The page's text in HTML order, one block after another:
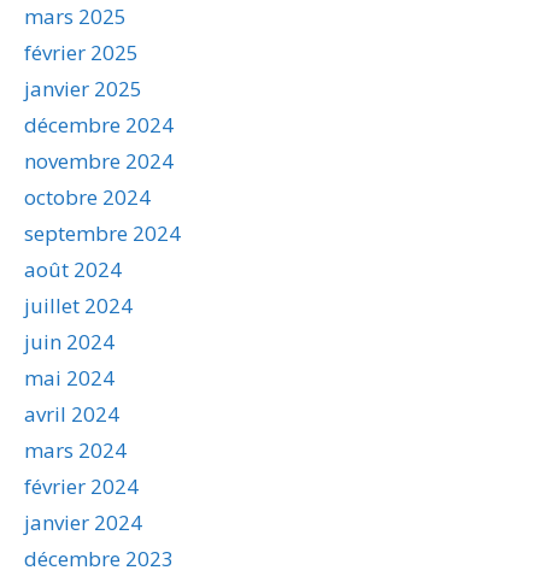
mars 2025
février 2025
janvier 2025
décembre 2024
novembre 2024
octobre 2024
septembre 2024
août 2024
juillet 2024
juin 2024
mai 2024
avril 2024
mars 2024
février 2024
janvier 2024
décembre 2023